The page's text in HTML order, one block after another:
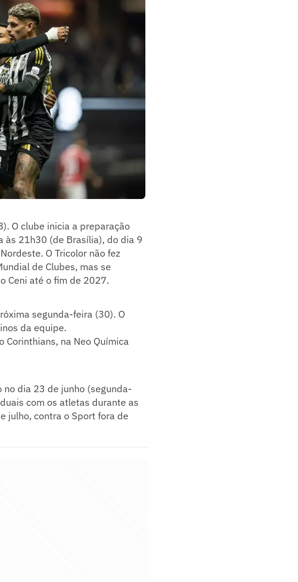
O clube inicia a preparação
às 21h30 (de Brasília), do dia 9
O Tricolor não fez
de Clubes, mas se
Ceni até o fim de 2027.
segunda-feira (30). O
da equipe.
na Neo Química
no dia 23 de junho (segunda-
com os atletas durante as
julho, contra o Sport fora de